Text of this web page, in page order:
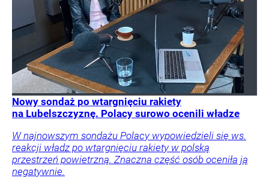
Nowy sondaż po wtargnięciu rakiety
na Lubelszczyznę. Polacy surowo ocenili władze
W najnowszym sondażu Polacy wypowiedzieli się ws.
reakcji władz po wtargnięciu rakiety w polską
przestrzeń powietrzną. Znaczna część osób oceniła ją
negatywnie.